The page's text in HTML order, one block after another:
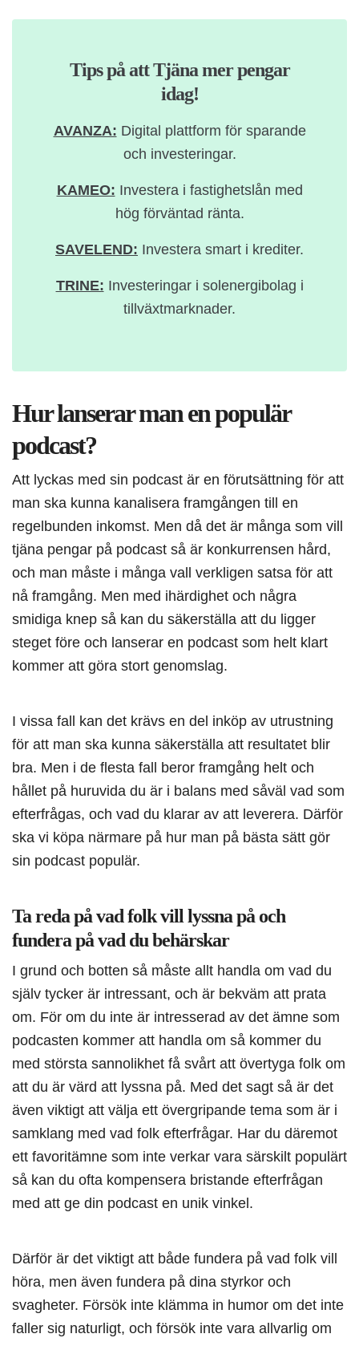
Tips på att Tjäna mer pengar
idag!
AVANZA: Digital plattform för sparande
och investeringar.
KAMEO: Investera i fastighetslån med
hög förväntad ränta.
SAVELEND: Investera smart i krediter.
TRINE: Investeringar i solenergibolag i
tillväxtmarknader.
Hur lanserar man en populär
podcast?
Att lyckas med sin podcast är en förutsättning för att
man ska kunna kanalisera framgången till en
regelbunden inkomst. Men då det är många som vill
tjäna pengar på podcast så är konkurrensen hård,
och man måste i många vall verkligen satsa för att
nå framgång. Men med ihärdighet och några
smidiga knep så kan du säkerställa att du ligger
steget före och lanserar en podcast som helt klart
kommer att göra stort genomslag.
I vissa fall kan det krävs en del inköp av utrustning
för att man ska kunna säkerställa att resultatet blir
bra. Men i de flesta fall beror framgång helt och
hållet på huruvida du är i balans med såväl vad som
efterfrågas, och vad du klarar av att leverera. Därför
ska vi köpa närmare på hur man på bästa sätt gör
sin podcast populär.
Ta reda på vad folk vill lyssna på och
fundera på vad du behärskar
I grund och botten så måste allt handla om vad du
själv tycker är intressant, och är bekväm att prata
om. För om du inte är intresserad av det ämne som
podcasten kommer att handla om så kommer du
med största sannolikhet få svårt att övertyga folk om
att du är värd att lyssna på. Med det sagt så är det
även viktigt att välja ett övergripande tema som är i
samklang med vad folk efterfrågar. Har du däremot
ett favoritämne som inte verkar vara särskilt populärt
så kan du ofta kompensera bristande efterfrågan
med att ge din podcast en unik vinkel.
Därför är det viktigt att både fundera på vad folk vill
höra, men även fundera på dina styrkor och
svagheter. Försök inte klämma in humor om det inte
faller sig naturligt, och försök inte vara allvarlig om